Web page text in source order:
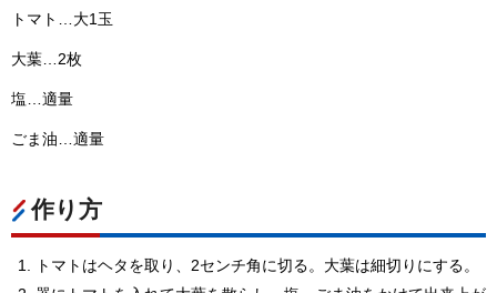
トマト…大1玉
大葉…2枚
塩…適量
ごま油…適量
作り方
トマトはヘタを取り、2センチ角に切る。大葉は細切りにする。